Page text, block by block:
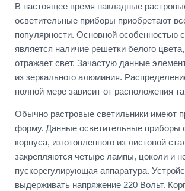
В настоящее время накладные
осветительные приборы приобретают
популярности. Основной особенностью
является наличие решетки белого
отражает свет. Зачастую данные
из зеркального алюминия.
полной мере зависит от расположения
Обычно растровые светильники имеют
форму. Данные осветительные приборы
корпуса, изготовленного из листовой
закрепляются четыре лампы, цоколи и
пускорегулирующая аппаратура.
выдерживать напряжение 220 Вольт.